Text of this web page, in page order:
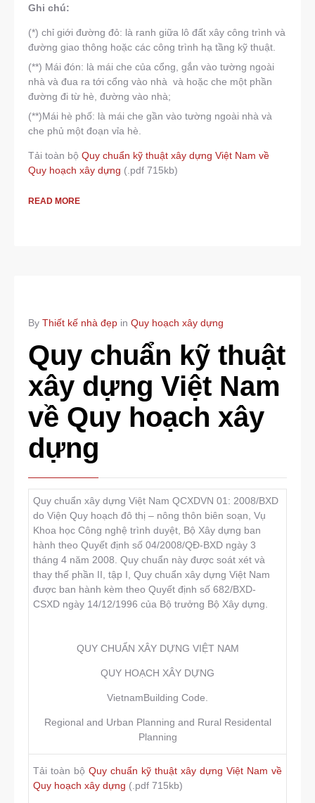
Ghi chú:
(*) chỉ giới đường đỏ: là ranh giữa lô đất xây công trình và
đường giao thông hoặc các công trình hạ tầng kỹ thuật.
(**) Mái đón: là mái che của cổng, gắn vào tường ngoài
nhà và đua ra tới cổng vào nhà và hoặc che một phần
đường đi từ hè, đường vào nhà;
(**)Mái hè phố: là mái che gần vào tường ngoài nhà và
che phủ một đoạn vỉa hè.
Tải toàn bộ Quy chuẩn kỹ thuật xây dựng Việt Nam về
Quy hoạch xây dựng (.pdf 715kb)
READ MORE
By Thiết kế nhà đẹp in Quy hoạch xây dựng
Quy chuẩn kỹ thuật
xây dựng Việt Nam
về Quy hoạch xây
dựng
Quy chuẩn xây dựng Việt Nam QCXDVN 01: 2008/BXD
do Viện Quy hoạch đô thị – nông thôn biên soạn, Vụ
Khoa học Công nghệ trình duyệt, Bộ Xây dựng ban
hành theo Quyết định số 04/2008/QĐ-BXD ngày 3
tháng 4 năm 2008. Quy chuẩn này được soát xét và
thay thế phần II, tập I, Quy chuẩn xây dựng Việt Nam
được ban hành kèm theo Quyết định số 682/BXD-
CSXD ngày 14/12/1996 của Bộ trưởng Bộ Xây dựng.
QUY CHUẨN XÂY DỰNG VIỆT NAM
QUY HOẠCH XÂY DỰNG
VietnamBuilding Code.
Regional and Urban Planning and Rural Residental
Planning
Tải toàn bộ Quy chuẩn kỹ thuật xây dựng Việt Nam về
Quy hoạch xây dựng (.pdf 715kb)